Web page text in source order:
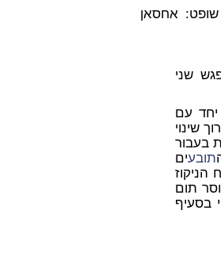
אחסאן
שני
יחד עם
שינוי
בעבור
תובעים
תום
בסעיף